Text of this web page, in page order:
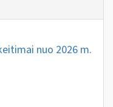
nuo 2026 m.